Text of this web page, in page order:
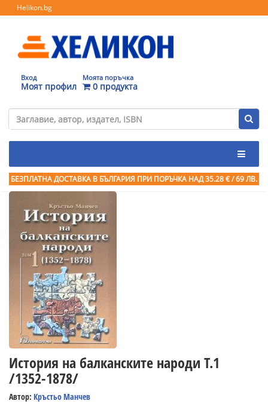
Helikon.bg
Вход
Моят профил
Моята поръчка
0 продукта
БЕЗПЛАТНА ДОСТАВКА В БЪЛГАРИЯ ПРИ ПОРЪЧКА НАД 35.28 € / 69 ЛВ.
История на балканските народи Т.1
/1352-1878/
Автор: Кръстьо Манчев